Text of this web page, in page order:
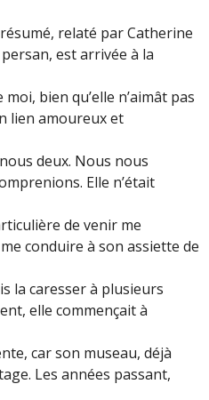
relaté par Catherine
est arrivée à la
bien qu’elle n’aimât pas
lien amoureux et
deux. Nous nous
Elle n’était
de venir me
conduire à son assiette de
la caresser à plusieurs
elle commençait à
car son museau, déjà
Les années passant,